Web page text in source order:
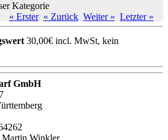
Kategorie
« Erster « Zurück Weiter » Letzter »
30,00€ incl. MwSt, kein
GmbH
Martin Winkler